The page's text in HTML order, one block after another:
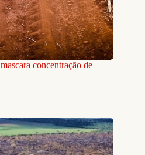
concentração de